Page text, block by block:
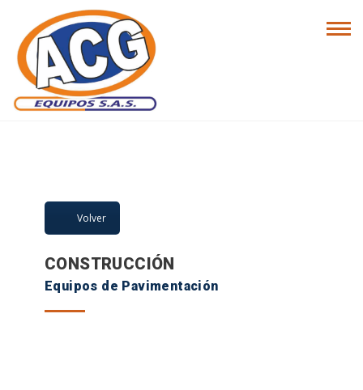
LÍNEA DE
PRODUCTOS
Volver
CONSTRUCCIÓN
Equipos de Pavimentación